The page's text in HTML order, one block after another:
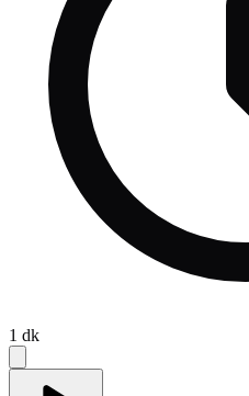
1 dk